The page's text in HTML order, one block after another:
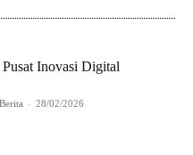
Inovasi Digital
- 28/02/2026